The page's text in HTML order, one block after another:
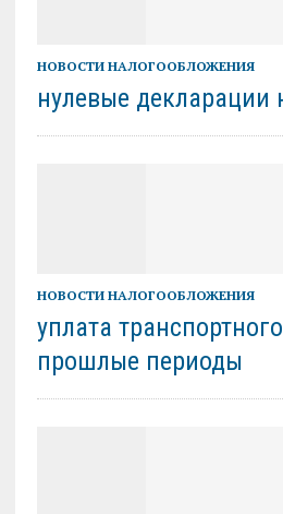
НОВОСТИ НАЛОГООБЛОЖЕНИЯ
нулевые декларации
НОВОСТИ НАЛОГООБЛОЖЕНИЯ
уплата
прошлые периоды